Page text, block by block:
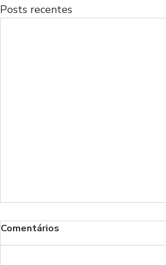
Posts recentes
Comentários